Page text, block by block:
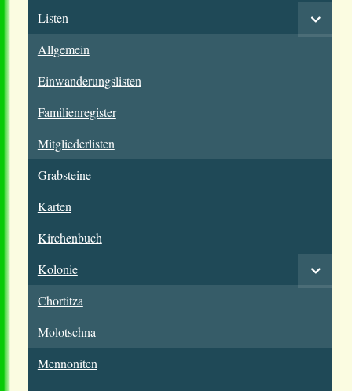
Listen
Allgemein
Einwanderungslisten
Familienregister
Mitgliederlisten
Grabsteine
Karten
Kirchenbuch
Kolonie
Chortitza
Molotschna
Mennoniten